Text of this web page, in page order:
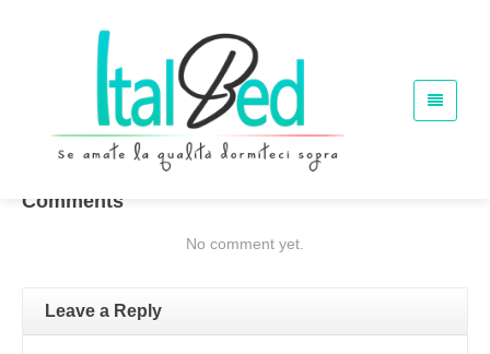
Letti Contenitore
Home Letti Contenitore
Comments
No comment yet.
Leave a Reply